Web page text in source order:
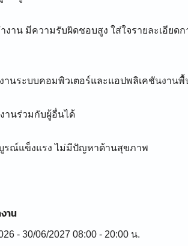
งาน มีความรับผิดชอบสูง ใส่ใจรายละเอีย
านระบบคอมพิวเตอร์และแอปพลิเคชันงานพื้
านร่วมกับผู้อื่นได้
รณ์แข็งแรง ไม่มีปัญหาด้านสุขภาพ
าน
- 30/06/2027 08:00 - 20:00 น.